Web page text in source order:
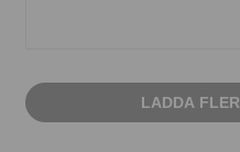
LADDA FLER